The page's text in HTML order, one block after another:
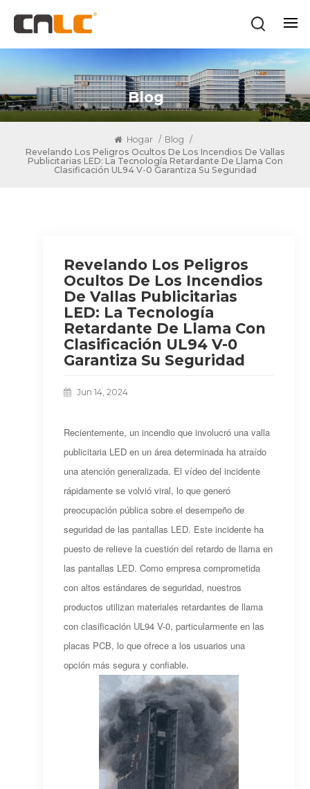
Blog
Hogar / Blog /
Revelando Los Peligros Ocultos De Los Incendios De Vallas
Publicitarias LED: La Tecnología Retardante De Llama Con
Clasificación UL94 V-0 Garantiza Su Seguridad
Revelando Los Peligros
Ocultos De Los Incendios
De Vallas Publicitarias
LED: La Tecnología
Retardante De Llama Con
Clasificación UL94 V-0
Garantiza Su Seguridad
Jun 14, 2024
Recientemente, un incendio que involucró una valla
publicitaria LED en un área determinada ha atraído
una atención generalizada. El vídeo del incidente
rápidamente se volvió viral, lo que generó
preocupación pública sobre el desempeño de
seguridad de las pantallas LED. Este incidente ha
puesto de relieve la cuestión del retardo de llama en
las pantallas LED. Como empresa comprometida
con altos estándares de seguridad, nuestros
productos utilizan materiales retardantes de llama
con clasificación UL94 V-0, particularmente en las
placas PCB, lo que ofrece a los usuarios una
opción más segura y confiable.